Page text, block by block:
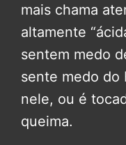
mais chama
altamente
sentem medo
sente medo do
nele, ou é
queima.